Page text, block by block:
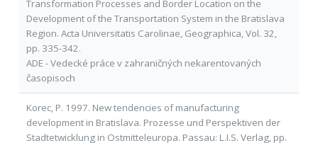
Transformation Processes and Border Location on the
Development of the Transportation System in the Bratislava
Region. Acta Universitatis Carolinae, Geographica, Vol. 32,
pp. 335-342.
ADE - Vedecké práce v zahraničných nekarentovaných
časopisoch
Korec, P. 1997. New tendencies of manufacturing
development in Bratislava. Prozesse und Perspektiven der
Stadtetwicklung in Ostmitteleuropa. Passau: L.I.S. Verlag, pp.